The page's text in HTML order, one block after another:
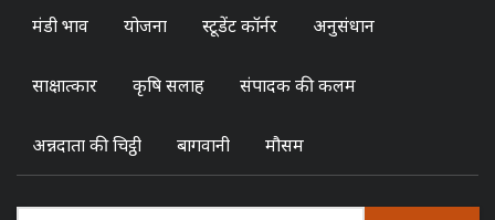
मंडी भाव योजना स्टूडेंट कॉर्नर अनुसंधान
साक्षात्कार कृषि सलाह संपादक की कलम
अन्नदाता की चिट्ठी बागवानी मौसम